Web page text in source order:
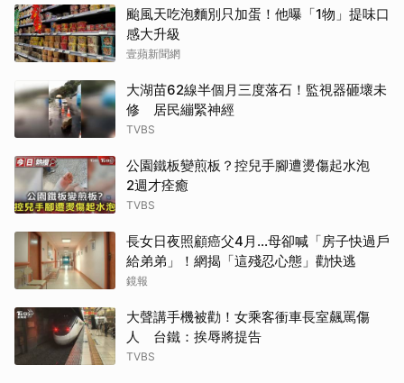
颱風天吃泡麵別只加蛋！他曝「1物」提味口
感大升級
壹蘋新聞網
大湖苗62線半個月三度落石！監視器砸壞未
修 居民繃緊神經
TVBS
公園鐵板變煎板？控兒手腳遭燙傷起水泡
2週才痊癒
TVBS
長女日夜照顧癌父4月…母卻喊「房子快過戶
給弟弟」！網揭「這殘忍心態」勸快逃
鏡報
大聲講手機被勸！女乘客衝車長室飆罵傷
人 台鐵：挨辱將提告
TVBS